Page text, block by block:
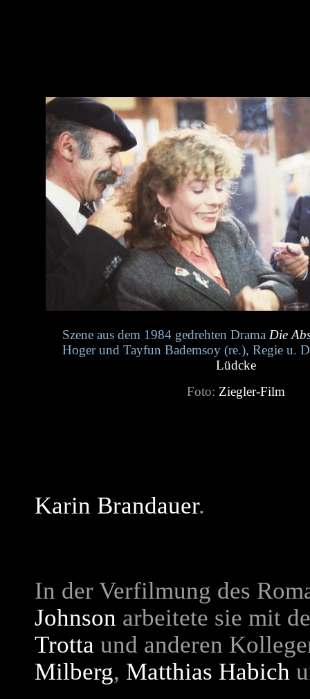
Szene aus dem 1984 gedrehten Drama Die
Hoger und Tayfun Bademsoy (re.), Regie u.
Lüdcke
Foto: Ziegler-Film
Karin Brandauer.
In der Verfilmung des
Johnson arbeitete sie mit
Trotta und anderen
Milberg, Matthias Habich